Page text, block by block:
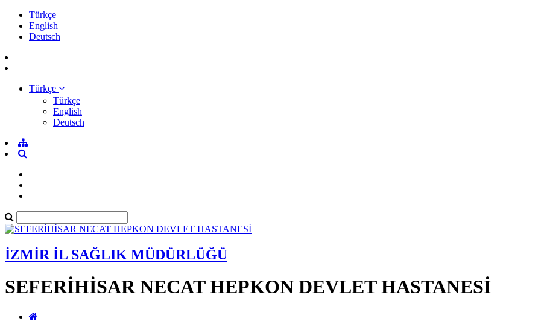
Türkçe
English
Deutsch
Türkçe
Türkçe
English
Deutsch
İZMİR İL SAĞLIK MÜDÜRLÜĞÜ
SEFERİHİSAR NECAT HEPKON DEVLET HASTANESİ